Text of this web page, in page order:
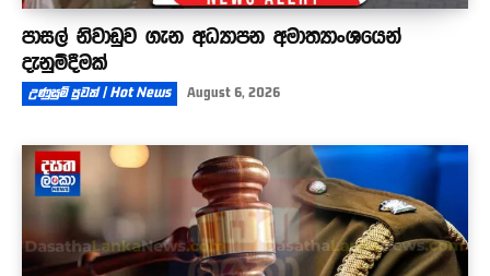
පාසල් නිවාඩුව ගැන අධ්‍යාපන අමාත්‍යාංශයෙන්
දැනුම්දීමක්
උණුසුම් පුවත් | Hot News August 6, 2026